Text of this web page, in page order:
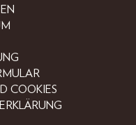
COOKIES